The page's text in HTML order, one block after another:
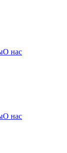
О нас
О нас